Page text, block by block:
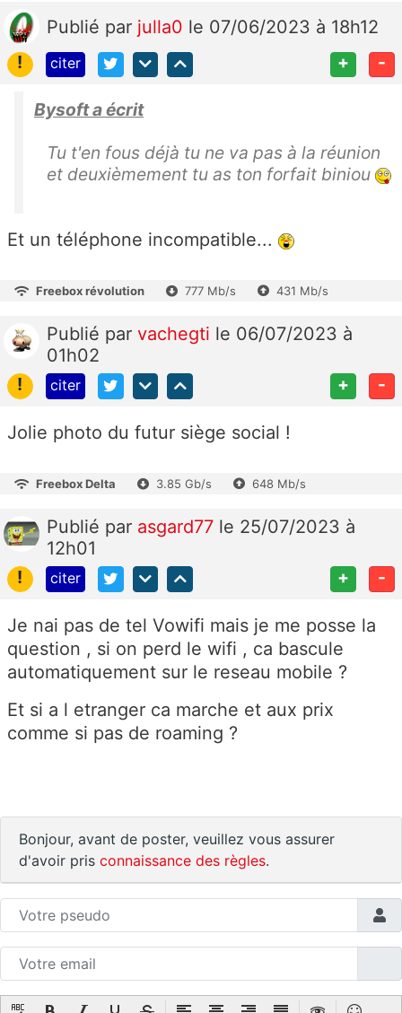
Publié par julla0 le 07/06/2023 à 18h12
!
citer + -
Bysoft a écrit
Tu t'en fous déjà tu ne va pas à la réunion
et deuxièmement tu as ton forfait biniou
Et un téléphone incompatible...
Freebox révolution 777 Mb/s 431 Mb/s
Publié par vachegti le 06/07/2023 à
01h02
!
citer + -
Jolie photo du futur siège social !
Freebox Delta 3.85 Gb/s 648 Mb/s
Publié par asgard77 le 25/07/2023 à
12h01
!
citer + -
Je nai pas de tel Vowifi mais je me posse la
question , si on perd le wifi , ca bascule
automatiquement sur le reseau mobile ?
Et si a l etranger ca marche et aux prix
comme si pas de roaming ?
Bonjour, avant de poster, veuillez vous assurer
d'avoir pris connaissance des règles.